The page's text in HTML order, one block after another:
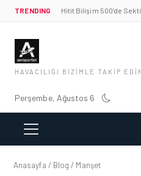
TRENDING Hitit Bilişim 500’de
HAVACILIĞI BIZIMLE TAKIP
Perşembe, Ağustos 6
Anasayfa / Blog / Manşet